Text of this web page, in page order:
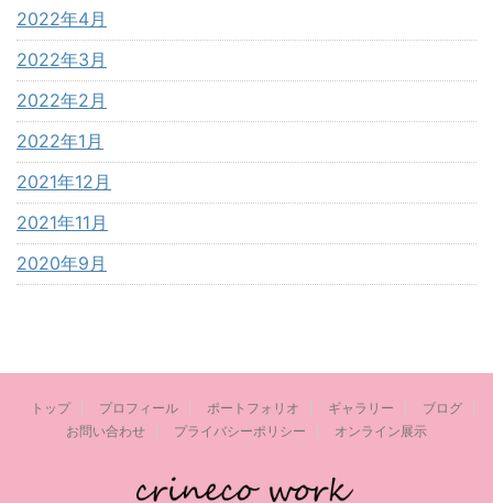
2022年4月
2022年3月
2022年2月
2022年1月
2021年12月
2021年11月
2020年9月
トップ プロフィール ポートフォリオ ギャラリー
ブログ
お問い合わせ
プライバシーポリシー オンライン展示